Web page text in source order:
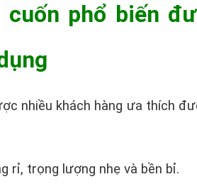
phổ biến
nhiều khách hàng ưa thích
rỉ, trọng lượng nhẹ và bền bỉ.